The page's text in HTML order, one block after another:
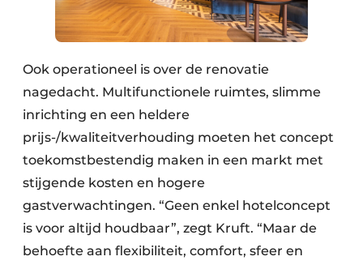
Ook operationeel is over de renovatie
nagedacht. Multifunctionele ruimtes, slimme
inrichting en een heldere
prijs-/kwaliteitverhouding moeten het concept
toekomstbestendig maken in een markt met
stijgende kosten en hogere
gastverwachtingen. “Geen enkel hotelconcept
is voor altijd houdbaar”, zegt Kruft. “Maar de
behoefte aan flexibiliteit, comfort, sfeer en